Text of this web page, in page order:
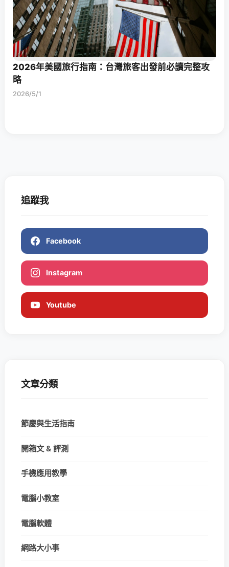
2026年美國旅行指南：台灣旅客出發前必讀完整攻
略
2026/5/1
追蹤我
Facebook
Instagram
Youtube
文章分類
節慶與生活指南
開箱文 & 評測
手機應用教學
電腦小教室
電腦軟體
網路大小事